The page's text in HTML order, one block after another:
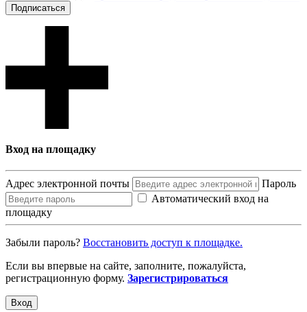
Подписаться
Вход на площадку
Адрес электронной почты
Пароль
Автоматический вход на
площадку
Забыли пароль? Восcтановить доступ к площадке.
Если вы впервые на сайте, заполните, пожалуйста,
регистрационную форму. Зарегистрироваться
Вход